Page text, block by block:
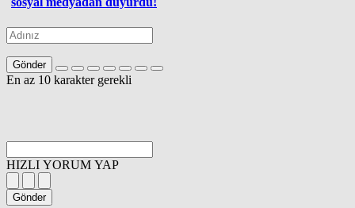
Gönder
En az 10 karakter gerekli
HIZLI YORUM YAP
Gönder